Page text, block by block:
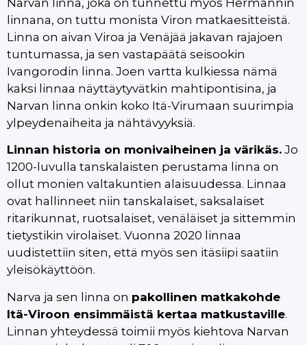
linnana, on tuttu monista Viron matkaesitteistä.
Linna on aivan Viroa ja Venäjää jakavan rajajoen
tuntumassa, ja sen vastapäätä seisookin
Ivangorodin linna. Joen vartta kulkiessa nämä
kaksi linnaa näyttäytyvätkin mahtipontisina, ja
Narvan linna onkin koko Itä-Virumaan suurimpia
ylpeydenaiheita ja nähtävyyksiä.
Linnan historia on monivaiheinen ja värikäs. Jo
1200-luvulla tanskalaisten perustama linna on
ollut monien valtakuntien alaisuudessa. Linnaa
ovat hallinneet niin tanskalaiset, saksalaiset
ritarikunnat, ruotsalaiset, venäläiset ja sittemmin
tietystikin virolaiset. Vuonna 2020 linnaa
uudistettiin siten, että myös sen itäsiipi saatiin
yleisökäyttöön.
Narva ja sen linna on pakollinen matkakohde
Itä-Viroon ensimmäistä kertaa matkustaville.
Linnan yhteydessä toimii myös kiehtova Narvan